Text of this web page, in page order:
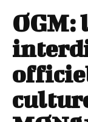
OGM: